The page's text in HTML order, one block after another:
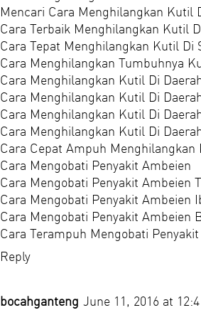
Mencari Cara Menghilangkan Kutil
Cara Terbaik Menghilangkan Kutil
Cara Tepat Menghilangkan Kutil Di
Cara Menghilangkan Tumbuhnya
Cara Menghilangkan Kutil Di
Cara Menghilangkan Kutil Di
Cara Menghilangkan Kutil Di
Cara Menghilangkan Kutil Di
Cara Cepat Ampuh
Cara Mengobati Penyakit Ambeien
Cara Mengobati Penyakit Ambeien
Cara Mengobati Penyakit Ambeien
Cara Mengobati Penyakit Ambeien
Cara Terampuh Mengobati
Reply
bocahganteng June 11, 2016 at